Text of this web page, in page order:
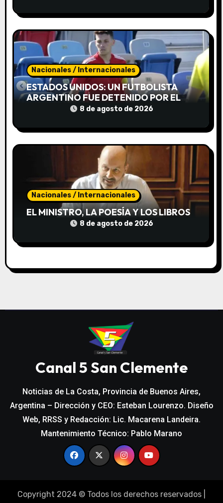
n
t
r
a
d
a
s
Nacionales / Internacionales
ESTADOS UNIDOS: UN FUTBOLISTA
ARGENTINO FUE DETENIDO POR EL
ICE EN UN AEROPUERTO DE FLORIDA
8 de agosto de 2026
Nacionales / Internacionales
EL MINISTRO, LA POESÍA Y LOS LIBROS
8 de agosto de 2026
Canal 5 San Clemente
Noticias de La Costa, Provincia de Buenos Aires,
Argentina – Dirección y CEO: Esteban Lourenzo. Diseño
Web, RRSS y Redacción: Lic. Macarena Landeira.
Mantenimiento Técnico: Pablo Marano
Copyright 2024 © Todos los derechos reservados